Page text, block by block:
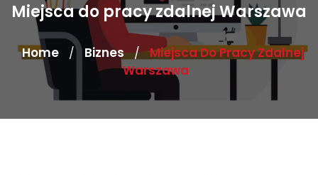
Miejsca do pracy zdalnej Warszawa
Home / Biznes / Miejsca Do Pracy Zdalnej
Warszawa